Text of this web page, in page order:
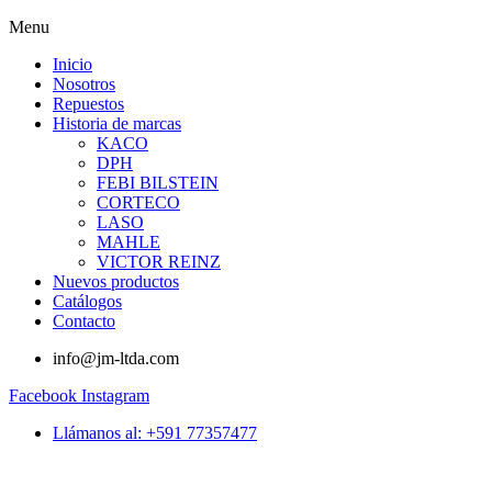
Menu
Inicio
Nosotros
Repuestos
Historia de marcas
KACO
DPH
FEBI BILSTEIN
CORTECO
LASO
MAHLE
VICTOR REINZ
Nuevos productos
Catálogos
Contacto
info@jm-ltda.com
Facebook Instagram
Llámanos al: +591 77357477